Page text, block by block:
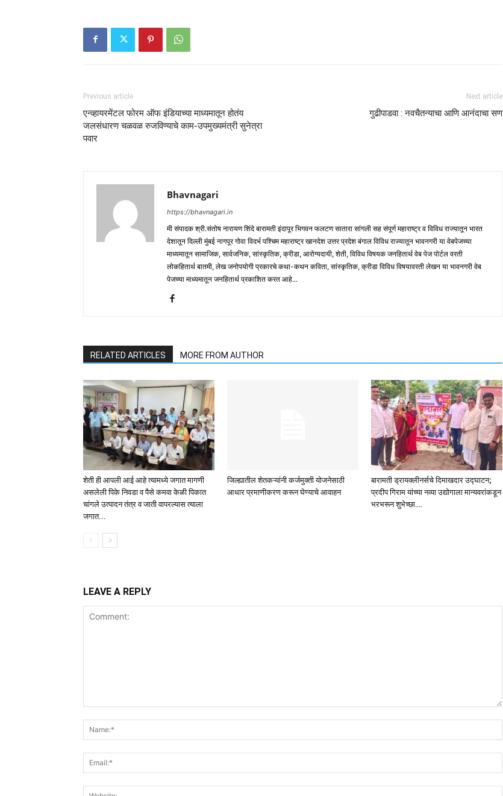
Previous article
एन्व्हायरमेंटल फोरम ऑफ इंडियाच्या माध्यमातून होतंय
जलसंधारण चळवळ रुजविण्याचे काम-उपमुख्यमंत्री सुनेत्रा
पवार
Next article
गुढीपाडवा : नवचैतन्याचा आणि आनंदाचा सण
Bhavnagari
https://bhavnagari.in
मी संपादक श्री.संतोष नारायण शिंदे बारामती इंदापूर भिगवन फलटण सातारा सांगली सह संपूर्ण महाराष्ट्र व विविध राज्यातून भारत
देशातून दिल्ली मुंबई नागपूर गोवा विदर्भ पश्चिम महाराष्ट्र खानदेश उत्तर प्रदेश बंगाल विविध राज्यातून भावनगरी या वेबपेजच्या
माध्यमातून सामाजिक, सार्वजनिक, सांस्कृतिक, क्रीडा, आरोग्यदायी, शेती, विविध विषयक जनहितार्थ वेब पेज पोर्टल वरती
लोकहितार्थ बातमी, लेख जनोपयोगी प्रकारचे कथा-कथन कविता, सांस्कृतिक, क्रीडा विविध विषयावरती लेखन या भावनगरी वेब
पेजच्या माध्यमातून जनहितार्थ प्रकाशित करत आहे...
RELATED ARTICLES MORE FROM AUTHOR
शेती ही आपली आई आहे त्यामध्ये जगात मागणी
असलेली पिके निवडा व पैसे कमवा केळी पिकात
चांगले उत्पादन तंत्र व जाती वापरल्यास त्याला
जगात...
जिल्ह्यातील शेतकऱ्यांनी कर्जमुक्ती योजनेसाठी
आधार प्रमाणीकरण करून घेण्याचे आवाहन
बारामती ड्रायक्लीनर्सचे दिमाखदार उद्घाटन;
प्रदीप गिराम यांच्या नव्या उद्योगाला मान्यवरांकडून
भरभरून शुभेच्छा….
LEAVE A REPLY